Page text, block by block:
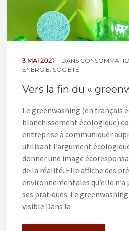
3 MAI 2021 DANS
ÉNERGIE SOCIÉTÉ
Vers la fin du «
Le greenwashing (en français
blanchissement écologique)
entreprise à communiquer
utilisant l’argument
donner une image
de la réalité. Elle affiche des
environnementales qu’elle n’a
ses pratiques. Le
visible Dans la